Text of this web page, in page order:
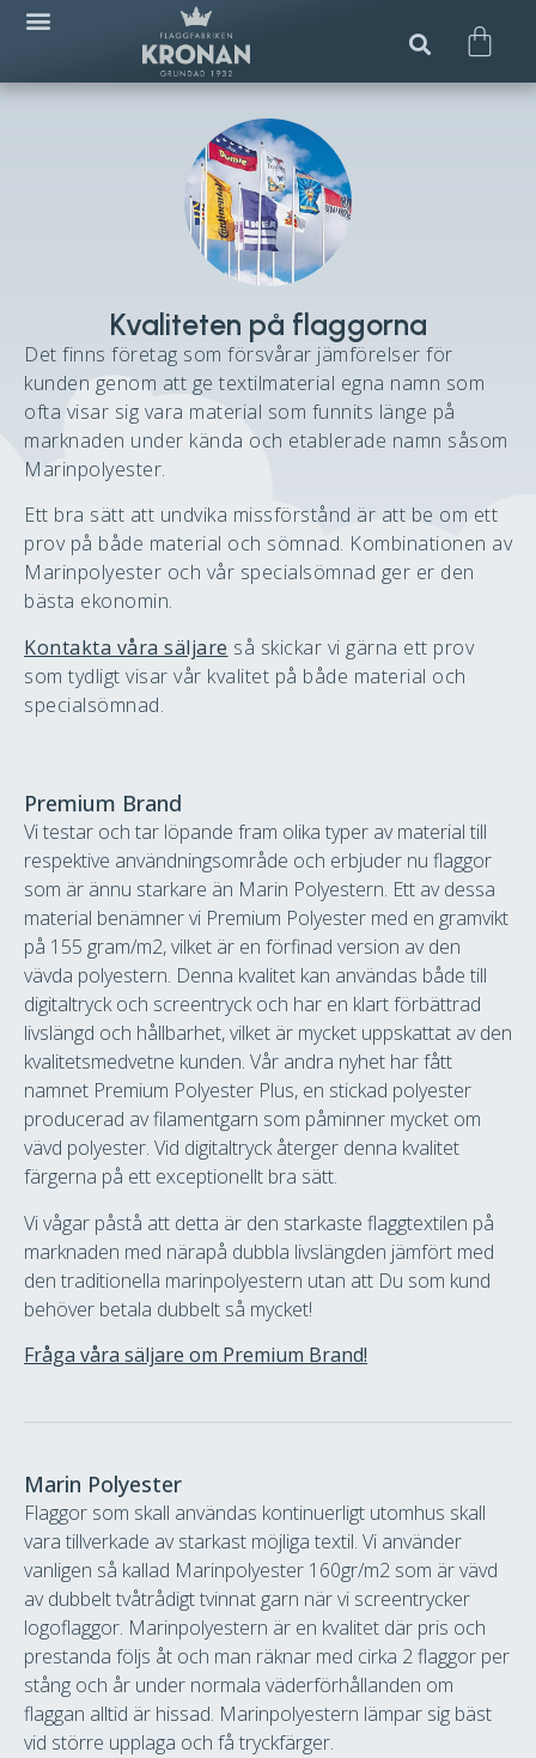
Kvaliteten på flaggorna
Det finns företag som försvårar jämförelser för
kunden genom att ge textilmaterial egna namn som
ofta visar sig vara material som funnits länge på
marknaden under kända och etablerade namn såsom
Marinpolyester.
Ett bra sätt att undvika missförstånd är att be om ett
prov på både material och sömnad. Kombinationen av
Marinpolyester och vår specialsömnad ger er den
bästa ekonomin.
Kontakta våra säljare så skickar vi gärna ett prov
som tydligt visar vår kvalitet på både material och
specialsömnad.
Premium Brand
Vi testar och tar löpande fram olika typer av material till
respektive användningsområde och erbjuder nu flaggor
som är ännu starkare än Marin Polyestern. Ett av dessa
material benämner vi Premium Polyester med en gramvikt
på 155 gram/m2, vilket är en förfinad version av den
vävda polyestern. Denna kvalitet kan användas både till
digitaltryck och screentryck och har en klart förbättrad
livslängd och hållbarhet, vilket är mycket uppskattat av den
kvalitetsmedvetne kunden. Vår andra nyhet har fått
namnet Premium Polyester Plus, en stickad polyester
producerad av filamentgarn som påminner mycket om
vävd polyester. Vid digitaltryck återger denna kvalitet
färgerna på ett exceptionellt bra sätt.
Vi vågar påstå att detta är den starkaste flaggtextilen på
marknaden med närapå dubbla livslängden jämfört med
den traditionella marinpolyestern utan att Du som kund
behöver betala dubbelt så mycket!
Fråga våra säljare om Premium Brand!
Marin Polyester
Flaggor som skall användas kontinuerligt utomhus skall
vara tillverkade av starkast möjliga textil. Vi använder
vanligen så kallad Marinpolyester 160gr/m2 som är vävd
av dubbelt tvåtrådigt tvinnat garn när vi screentrycker
logoflaggor. Marinpolyestern är en kvalitet där pris och
prestanda följs åt och man räknar med cirka 2 flaggor per
stång och år under normala väderförhållanden om
flaggan alltid är hissad. Marinpolyestern lämpar sig bäst
vid större upplaga och få tryckfärger.